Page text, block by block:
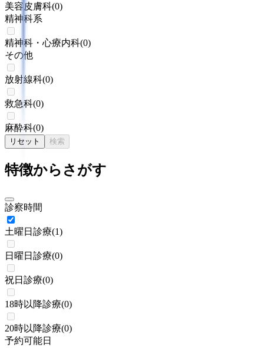
美容皮膚科(0)
精神科系
精神科・心療内科(0)
その他
放射線科(0)
救急科(0)
麻酔科(0)
リセット 検索
特徴からさがす
診察時間
土曜日診療(1)
日曜日診療(0)
祝日診療(0)
18時以降診療(0)
20時以降診療(0)
予約可能日